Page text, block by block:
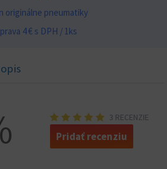
originálne pneumatiky
4 € s DPH / 1ks
3 RECENZIE
Pridať recenziu